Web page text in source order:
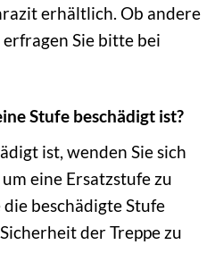
erhältlich. Ob andere
Sie bitte bei
Stufe beschädigt ist?
ist, wenden Sie sich
eine Ersatzstufe zu
die beschädigte Stufe
der Treppe zu